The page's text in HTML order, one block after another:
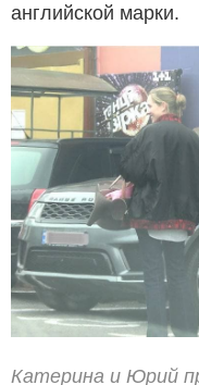
английской марки.
Катерина и Юрий